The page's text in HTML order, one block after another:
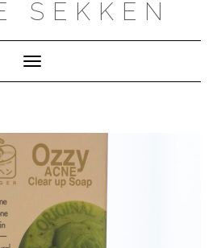
SEKKEN
Toggle
Navigation